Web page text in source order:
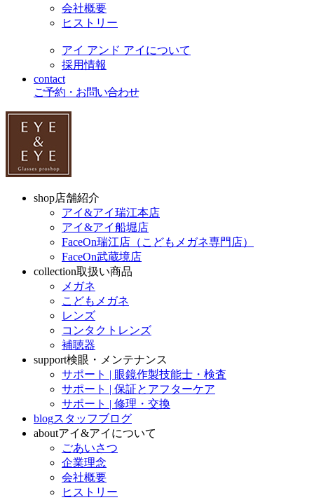
会社概要
ヒストリー
アイ アンド アイについて
採用情報
contact
ご予約・お問い合わせ
shop店舗紹介
アイ&アイ瑞江本店
アイ&アイ船堀店
FaceOn瑞江店（こどもメガネ専門店）
FaceOn武蔵境店
collection取扱い商品
メガネ
こどもメガネ
レンズ
コンタクトレンズ
補聴器
support検眼・メンテナンス
サポート | 眼鏡作製技能士・検査
サポート | 保証とアフターケア
サポート | 修理・交換
blogスタッフブログ
aboutアイ&アイについて
ごあいさつ
企業理念
会社概要
ヒストリー